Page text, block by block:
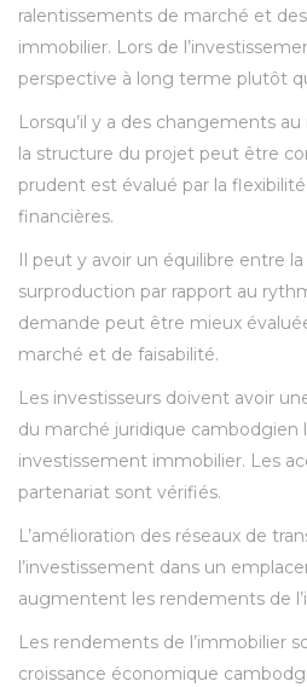
ralentissements de marché et
immobilier. Lors de
perspective à long terme plutôt
Lorsqu’il y a des changements
la structure du projet peut être
prudent est évalué par la
financières.
Il peut y avoir un équilibre entre
surproduction par rapport au
demande peut être mieux
marché et de faisabilité.
Les investisseurs doivent avoir
du marché juridique cambodgien
investissement immobilier. Les
partenariat sont vérifiés.
L’amélioration des réseaux de
l’investissement dans un
augmentent les rendements de
Les rendements de l’immobilier
croissance économique